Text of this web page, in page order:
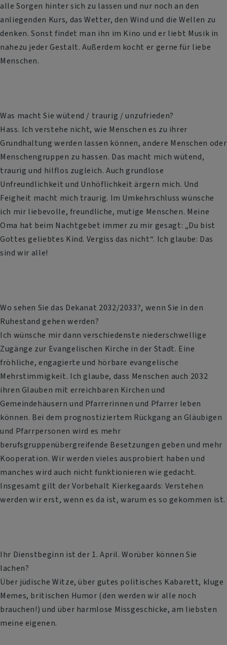
alle Sorgen hinter sich zu lassen und nur noch an den
anliegenden Kurs, das Wetter, den Wind und die Wellen zu
denken. Sonst findet man ihn im Kino und er liebt Musik in
nahezu jeder Gestalt. Außerdem kocht er gerne für liebe
Menschen.
Was macht Sie wütend / traurig / unzufrieden?
Hass. Ich verstehe nicht, wie Menschen es zu ihrer
Grundhaltung werden lassen können, andere Menschen oder
Menschengruppen zu hassen. Das macht mich wütend,
traurig und hilflos zugleich. Auch grundlose
Unfreundlichkeit und Unhöflichkeit ärgern mich. Und
Feigheit macht mich traurig. Im Umkehrschluss wünsche
ich mir liebevolle, freundliche, mutige Menschen. Meine
Oma hat beim Nachtgebet immer zu mir gesagt: „Du bist
Gottes geliebtes Kind. Vergiss das nicht“. Ich glaube: Das
sind wir alle!
Wo sehen Sie das Dekanat 2032/2033?, wenn Sie in den
Ruhestand gehen werden?
Ich wünsche mir dann verschiedenste niederschwellige
Zugänge zur Evangelischen Kirche in der Stadt. Eine
fröhliche, engagierte und hörbare evangelische
Mehrstimmigkeit. Ich glaube, dass Menschen auch 2032
ihren Glauben mit erreichbaren Kirchen und
Gemeindehäusern und Pfarrerinnen und Pfarrer leben
können. Bei dem prognostiziertem Rückgang an Gläubigen
und Pfarrpersonen wird es mehr
berufsgruppenübergreifende Besetzungen geben und mehr
Kooperation. Wir werden vieles ausprobiert haben und
manches wird auch nicht funktionieren wie gedacht.
Insgesamt gilt der Vorbehalt Kierkegaards: Verstehen
werden wir erst, wenn es da ist, warum es so gekommen ist.
Ihr Dienstbeginn ist der 1. April. Worüber können Sie
lachen?
Über jüdische Witze, über gutes politisches Kabarett, kluge
Memes, britischen Humor (den werden wir alle noch
brauchen!) und über harmlose Missgeschicke, am liebsten
meine eigenen.